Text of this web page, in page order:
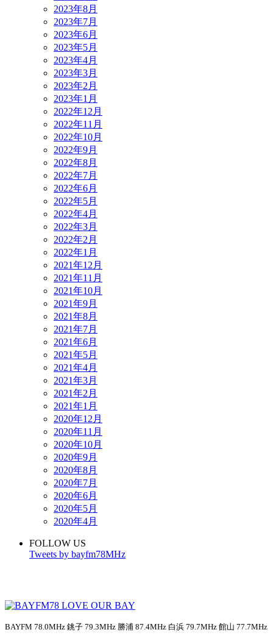
2023年8月
2023年7月
2023年6月
2023年5月
2023年4月
2023年3月
2023年2月
2023年1月
2022年12月
2022年11月
2022年10月
2022年9月
2022年8月
2022年7月
2022年6月
2022年5月
2022年4月
2022年3月
2022年2月
2022年1月
2021年12月
2021年11月
2021年10月
2021年9月
2021年8月
2021年7月
2021年6月
2021年5月
2021年4月
2021年3月
2021年2月
2021年1月
2020年12月
2020年11月
2020年10月
2020年9月
2020年8月
2020年7月
2020年6月
2020年5月
2020年4月
FOLLOW US
Tweets by bayfm78MHz
BAYFM 78.0MHz 銚子 79.3MHz 勝浦 87.4MHz 白浜 79.7MHz 館山 77.7MHz